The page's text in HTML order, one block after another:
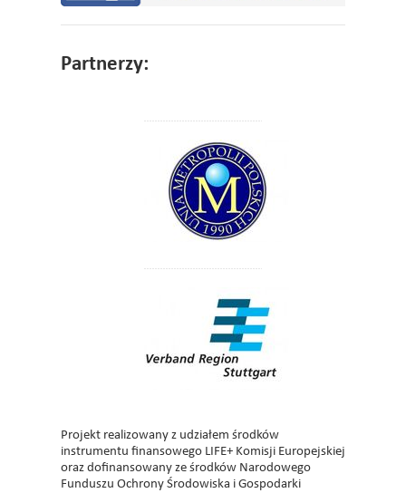
Partnerzy:
Projekt realizowany z udziałem środków
instrumentu finansowego LIFE+ Komisji Europejskiej
oraz dofinansowany ze środków Narodowego
Funduszu Ochrony Środowiska i Gospodarki